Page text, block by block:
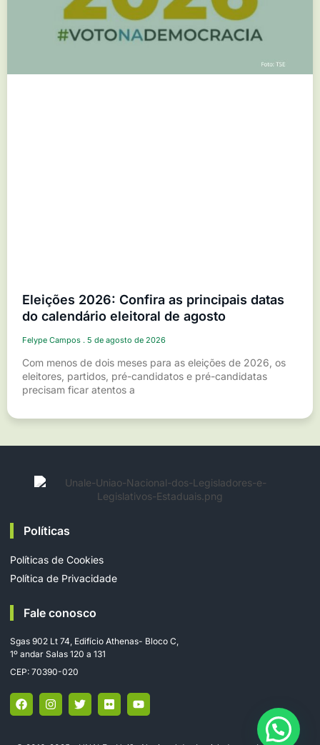
Eleições 2026: Confira as principais datas
do calendário eleitoral de agosto
Felype Campos 5 de agosto de 2026
Com menos de dois meses para as eleições de 2026, os
eleitores, partidos, pré-candidatos e pré-candidatas
precisam ficar atentos a
Políticas
Políticas de Cookies
Política de Privacidade
Fale conosco
Sgas 902 Lt 74, Edifício Athenas- Bloco C,
1º andar Salas 120 a 131
CEP: 70390-020